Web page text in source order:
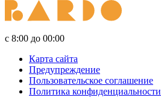
с 8:00 до 00:00
Карта сайта
Предупреждение
Пользовательское соглашение
Политика конфиденциальности